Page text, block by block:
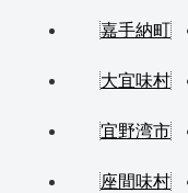
嘉手納町
大宜味村
宜野湾市
座間味村